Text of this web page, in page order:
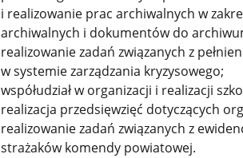
i realizowanie prac archiwalnych w
archiwalnych i dokumentów do
realizowanie zadań związanych z
w systemie zarządzania kryzysowego;
współudział w organizacji i realizacji
realizacja przedsięwzięć dotyczących
realizowanie zadań związanych z
strażaków komendy powiatowej.